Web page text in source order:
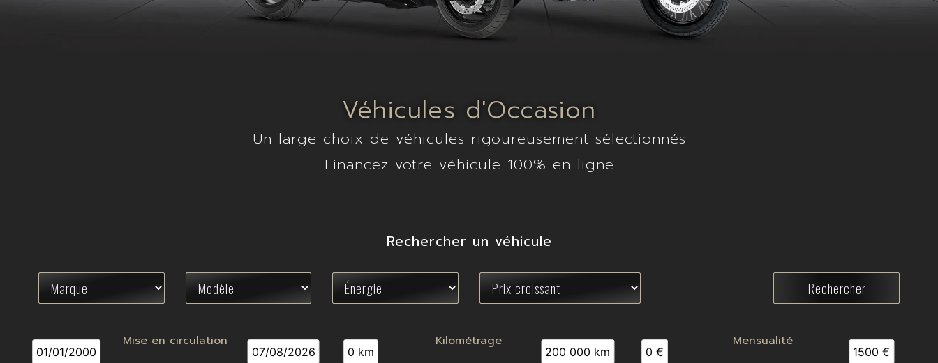
Véhicules d'Occasion
Un large choix de véhicules rigoureusement sélectionnés
Financez votre véhicule 100% en ligne
Rechercher un véhicule
Mise en circulation
01/01/2000 07/08/2026
Kilométrage
0 km 200 000 km
Mensualité
0 € 1500 €